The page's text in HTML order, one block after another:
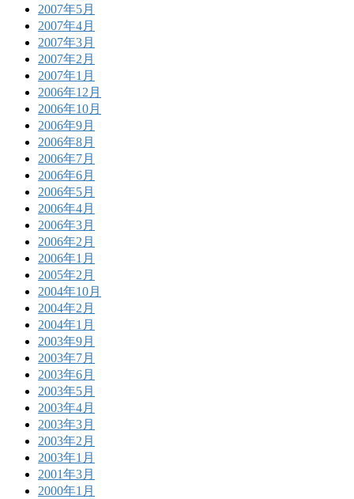
2007年5月
2007年4月
2007年3月
2007年2月
2007年1月
2006年12月
2006年10月
2006年9月
2006年8月
2006年7月
2006年6月
2006年5月
2006年4月
2006年3月
2006年2月
2006年1月
2005年2月
2004年10月
2004年2月
2004年1月
2003年9月
2003年7月
2003年6月
2003年5月
2003年4月
2003年3月
2003年2月
2003年1月
2001年3月
2000年1月